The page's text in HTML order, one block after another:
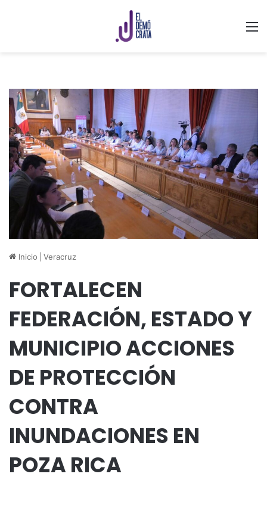
Inicio Veracruz
FORTALECEN
FEDERACIÓN, ESTADO Y
MUNICIPIO ACCIONES
DE PROTECCIÓN
CONTRA
INUNDACIONES EN
POZA RICA